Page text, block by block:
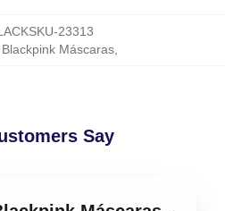
23313
Blackpink Máscaras
Say